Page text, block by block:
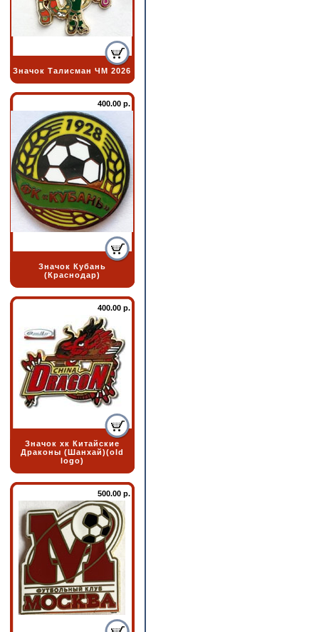
Значок Талисман ЧМ 2026
400.00 р.
Значок Кубань
(Краснодар)
400.00 р.
Значок хк Китайские
Драконы (Шанхай)(old
logo)
500.00 р.